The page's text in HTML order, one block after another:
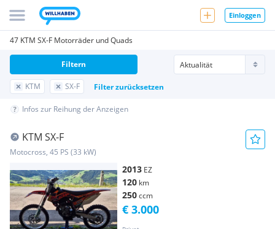
Einloggen
47 KTM SX-F Motorräder und Quads
KTM SX-F Filter zurücksetzen
Filtern
Infos zur Reihung der Anzeigen
KTM SX-F
Motocross, 45 PS (33 kW)
2013 EZ
120 km
250ccm
€ 3.000